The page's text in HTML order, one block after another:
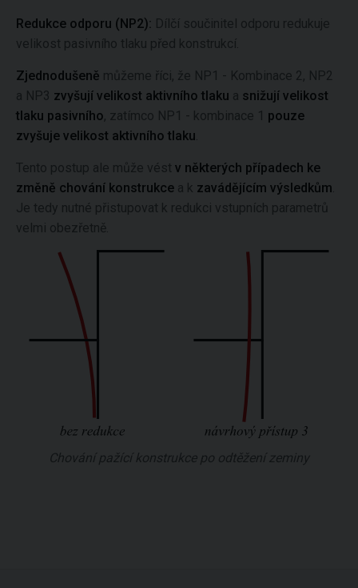
Redukce odporu (NP2): Dílčí součinitel odporu redukuje
velikost pasivního tlaku před konstrukcí.
Zjednodušeně můžeme říci, že NP1 - Kombinace 2, NP2
a NP3 zvyšují velikost aktivního tlaku a snižují velikost
tlaku pasivního, zatímco NP1 - kombinace 1 pouze
zvyšuje velikost aktivního tlaku
Tento postup ale může vést v některých případech ke
změně chování konstrukce a k zavádějícím výsledkům
Je tedy nutné přistupovat k redukci vstupních parametrů
velmi obezřetně.
Chování pažící konstrukce po odtěžení zeminy